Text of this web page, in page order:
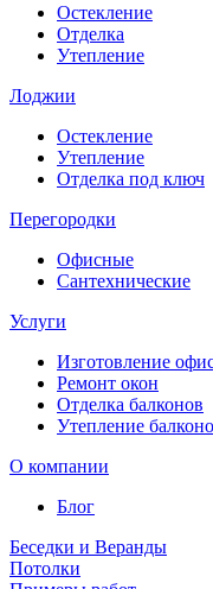
Остекление
Отделка
Утепление
Лоджии
Остекление
Утепление
Отделка под ключ
Перегородки
Офисные
Сантехнические
Услуги
Изготовление
Ремонт окон
Отделка балконов
Утепление
О компании
Блог
Беседки и Веранды
Потолки